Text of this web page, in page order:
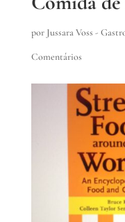
por Jussara Voss -
Comentários